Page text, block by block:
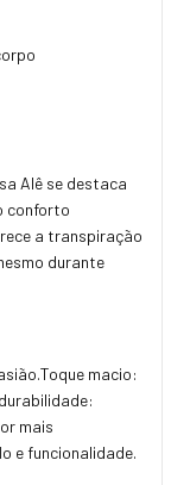
Alê se destaca
conforto
a transpiração
durante
macio:
mais
e funcionalidade.